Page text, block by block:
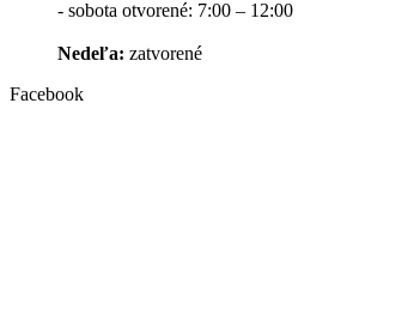
- sobota otvorené: 7:00 – 12:00
Nedeľa: zatvorené
Facebook